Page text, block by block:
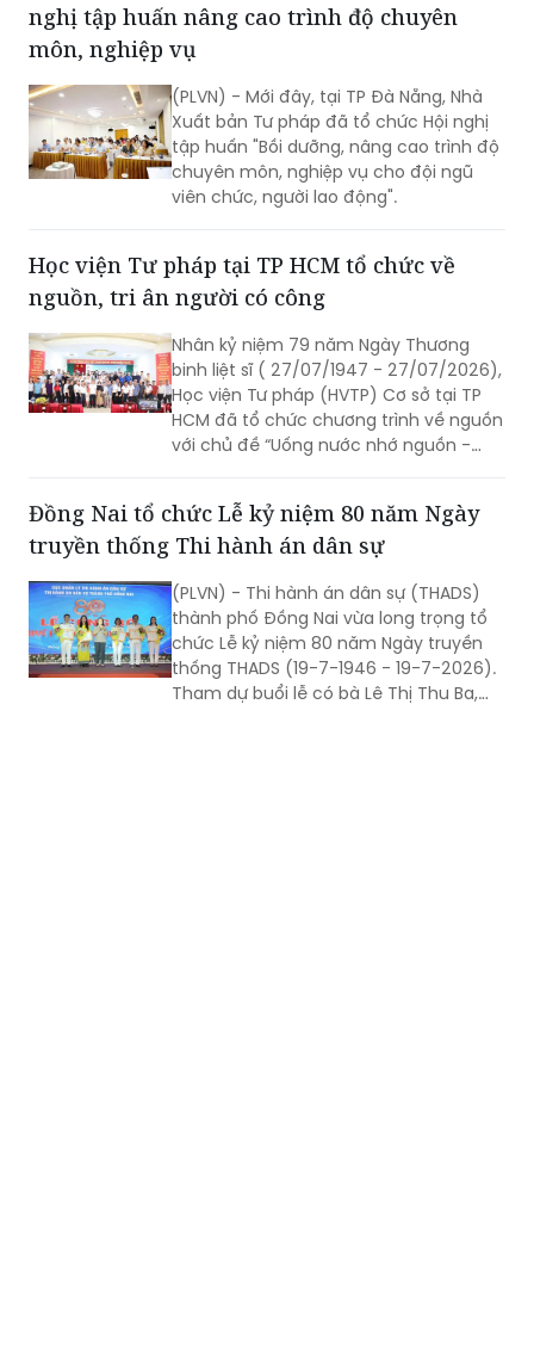
nghị tập huấn nâng cao trình độ chuyên
môn, nghiệp vụ
(PLVN) - Mới đây, tại TP Đà Nẵng, Nhà
Xuất bản Tư pháp đã tổ chức Hội nghị
tập huấn "Bồi dưỡng, nâng cao trình độ
chuyên môn, nghiệp vụ cho đội ngũ
viên chức, người lao động".
Học viện Tư pháp tại TP HCM tổ chức về
nguồn, tri ân người có công
Nhân kỷ niệm 79 năm Ngày Thương
binh liệt sĩ ( 27/07/1947 - 27/07/2026),
Học viện Tư pháp (HVTP) Cơ sở tại TP
HCM đã tổ chức chương trình về nguồn
với chủ đề “Uống nước nhớ nguồn -
tri ân người có công cùng các hoạt
động thiện nguyện tại xã Đức Trọng,
Đồng Nai tổ chức Lễ kỷ niệm 80 năm Ngày
truyền thống Thi hành án dân sự
(PLVN) - Thi hành án dân sự (THADS)
thành phố Đồng Nai vừa long trọng tổ
chức Lễ kỷ niệm 80 năm Ngày truyền
thống THADS (19-7-1946 - 19-7-2026).
Tham dự buổi lễ có bà Lê Thị Thu Ba,